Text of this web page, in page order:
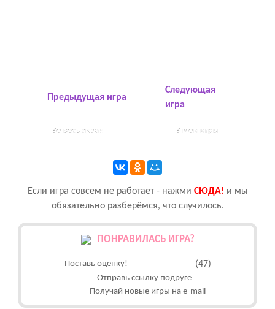
Предыдущая игра
Во весь экран В мои игры
Следующая
игра
Если игра совсем не работает - нажми CЮДА! и мы
обязательно разберёмся, что случилось.
ПОНРАВИЛАСЬ ИГРА?
Поставь оценку! (47)
Отправь ссылку подруге
Получай новые игры на e-mail